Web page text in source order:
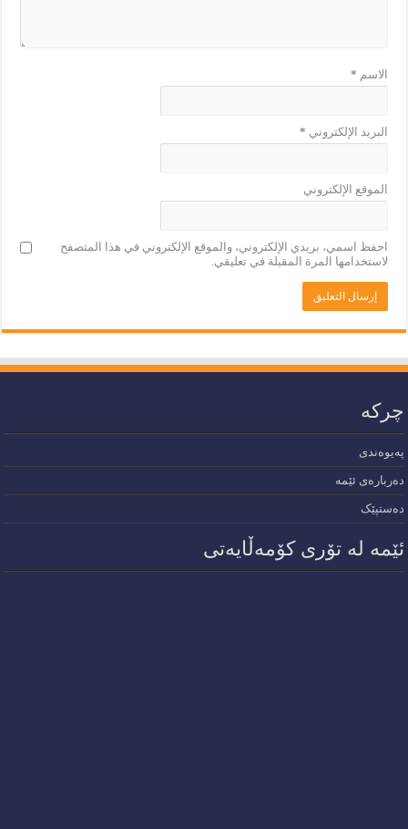
الاسم *
البريد الإلكتروني *
الموقع الإلكتروني
احفظ اسمي، بريدي الإلكتروني، والموقع الإلكتروني في هذا المتصفح
لاستخدامها المرة المقبلة في تعليقي.
چرکە
پەیوەندی
دەربارەی ئێمە
دەستپێک
ئێمە لە تۆری کۆمەڵایەتی